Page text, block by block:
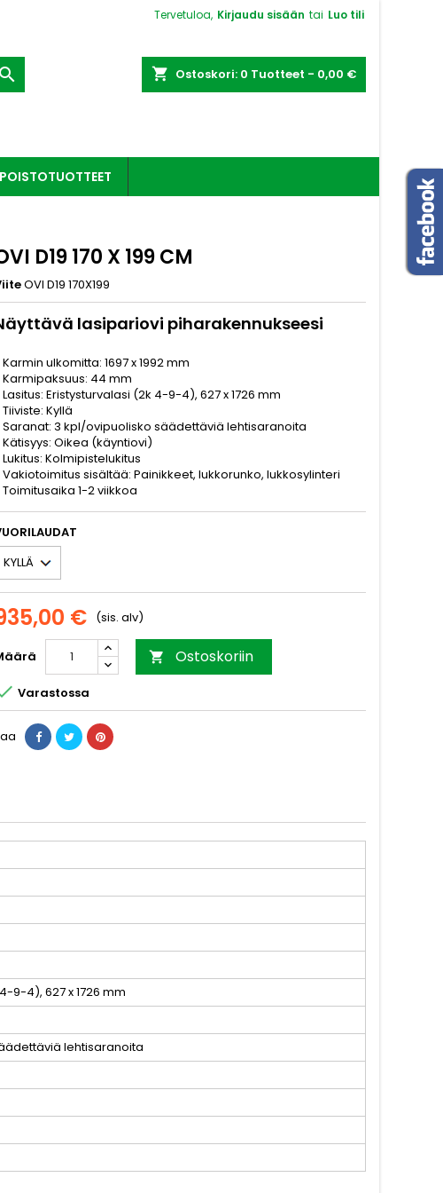
Tervetuloa, Kirjaudu sisään tai Luo tili
shopping_cart Ostoskori: 0 Tuotteet - 0,00 €

POISTOTUOTTEET
D19 170 X 199 CM
OVI D19 170X199
lasipariovi piharakennukseesi
ulkomitta: 1697 x 1992 mm
44 mm
Eristysturvalasi (2k 4-9-4), 627 x 1726 mm
Kyllä
3 kpl/ovipuolisko säädettäviä lehtisaranoita
Oikea (käyntiovi)
Kolmipistelukitus
sisältää: Painikkeet, lukkorunko, lukkosylinteri
1-2 viikkoa
€ (sis. alv)
 Ostoskoriin
Varastossa
9-4), 627 x 1726 mm
lehtisaranoita